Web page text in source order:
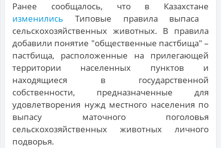
Ранее сообщалось, что в Казахстане
изменились Типовые правила выпаса
сельскохозяйственных животных. В правила
добавили понятие "общественные пастбища" –
пастбища, расположенные на прилегающей
территории населенных пунктов и
находящиеся в государственной
собственности, предназначенные для
удовлетворения нужд местного населения по
выпасу маточного поголовья
сельскохозяйственных животных личного
подворья.